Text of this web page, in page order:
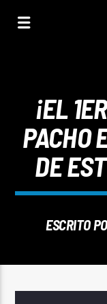
¡EL
PACHO
DE
ESCRITO